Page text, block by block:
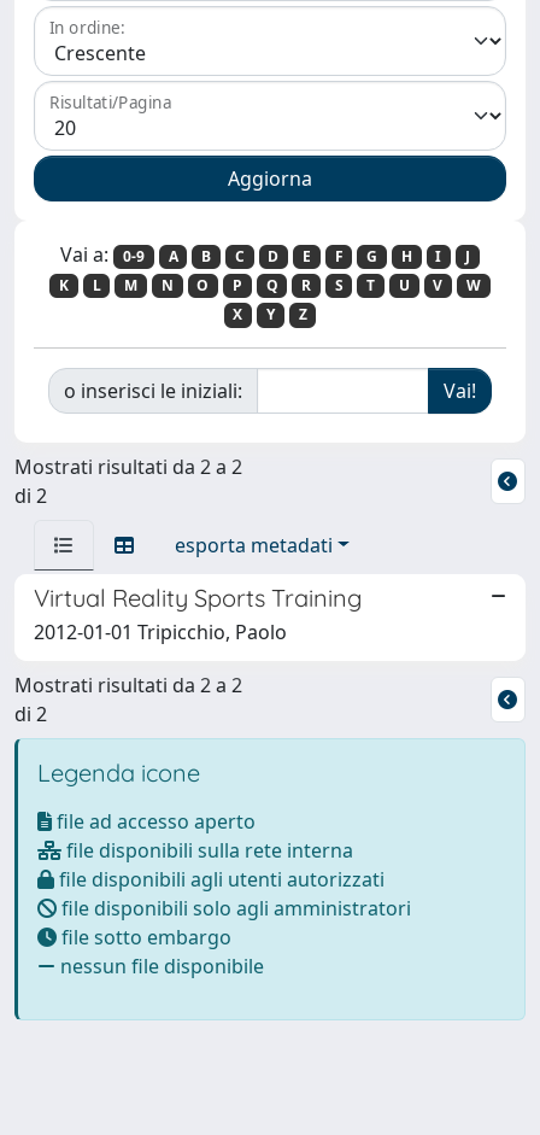
In ordine:
Risultati/Pagina
Vai a: 0-9 A B C D E F G H I
J
K
L M N O P Q R S T U V
W
X
Y Z
o inserisci le iniziali:
Mostrati risultati da 2 a 2
di 2
esporta metadati
Virtual Reality Sports Training
2012-01-01 Tripicchio, Paolo
Mostrati risultati da 2 a 2
di 2
Legenda icone
file ad accesso aperto
file disponibili sulla rete interna
file disponibili agli utenti autorizzati
file disponibili solo agli amministratori
file sotto embargo
nessun file disponibile